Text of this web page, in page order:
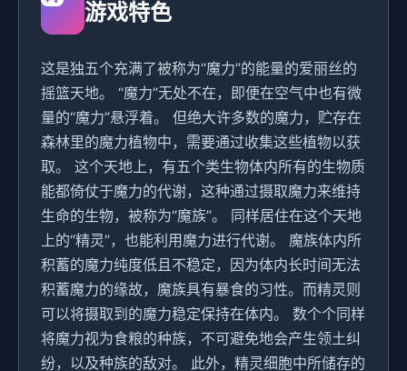
游戏特色
这是独五个充满了被称为“魔力”的能量的爱丽丝的
摇篮天地。 “魔力”无处不在，即便在空气中也有微
量的“魔力”悬浮着。 但绝大许多数的魔力，贮存在
森林里的魔力植物中，需要通过收集这些植物以获
取。 这个天地上，有五个类生物体内所有的生物质
能都倚仗于魔力的代谢，这种通过摄取魔力来维持
生命的生物，被称为“魔族”。 同样居住在这个天地
上的“精灵”，也能利用魔力进行代谢。 魔族体内所
积蓄的魔力纯度低且不稳定，因为体内长时间无法
积蓄魔力的缘故，魔族具有暴食的习性。而精灵则
可以将摄取到的魔力稳定保持在体内。 数个个同样
将魔力视为食粮的种族，不可避免地会产生领土纠
纷，以及种族的敌对。 此外，精灵细胞中所储存的